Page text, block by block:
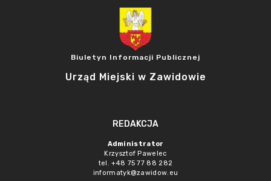
Biuletyn Informacji Publicznej
Urząd Miejski w Zawidowie
REDAKCJA
Administrator
Krzysztof Pawelec
tel. +48 75 77 88 282
informatyk@zawidow.eu